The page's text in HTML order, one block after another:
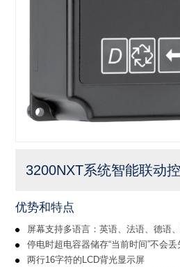
3200NXT系统智能联动
优势和特点
屏幕支持多语言：英语、法语、德语
停电时超电容器储存“当前时间”不会丢
两行16字符的LCD背光显示屏